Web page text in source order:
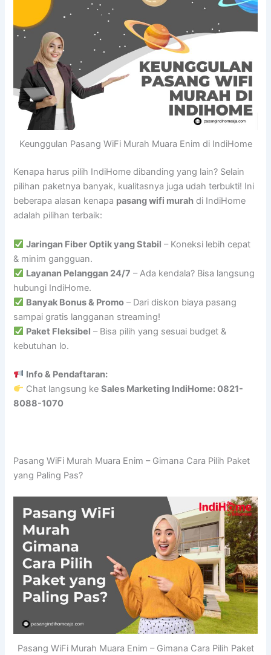
Keunggulan Pasang WiFi Murah Muara Enim di IndiHome
Kenapa harus pilih IndiHome dibanding yang lain? Selain
pilihan paketnya banyak, kualitasnya juga udah terbukti! Ini
beberapa alasan kenapa pasang wifi murah di IndiHome
adalah pilihan terbaik:
Jaringan Fiber Optik yang Stabil – Koneksi lebih cepat
& minim gangguan.
Layanan Pelanggan 24/7 – Ada kendala? Bisa langsung
hubungi IndiHome.
Banyak Bonus & Promo – Dari diskon biaya pasang
sampai gratis langganan streaming!
Paket Fleksibel – Bisa pilih yang sesuai budget &
kebutuhan lo.
Info & Pendaftaran:
Chat langsung keSales Marketing IndiHome: 0821-
8088-1070
Pasang WiFi Murah Muara Enim – Gimana Cara Pilih Paket
yang Paling Pas?
Pasang WiFi Murah Muara Enim – Gimana Cara Pilih Paket